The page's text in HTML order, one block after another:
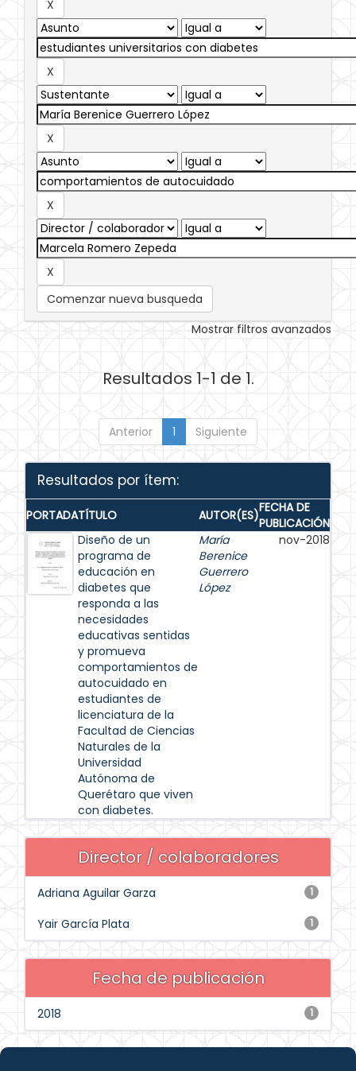
Comenzar nueva busqueda
Mostrar filtros avanzados
Resultados 1-1 de 1.
Anterior 1 Siguiente
Resultados por ítem:
PORTADATÍTULO AUTOR(ES)FECHA DE
PUBLICACIÓN
Diseño de un
programa de
educación en
diabetes que
responda a las
necesidades
educativas sentidas
y promueva
comportamientos de
autocuidado en
estudiantes de
licenciatura de la
Facultad de Ciencias
Naturales de la
Universidad
Autónoma de
Querétaro que viven
con diabetes.
María
Berenice
Guerrero
López
nov-2018
Director / colaboradores
1
Adriana Aguilar Garza
1
Yair García Plata
Fecha de publicación
1
2018